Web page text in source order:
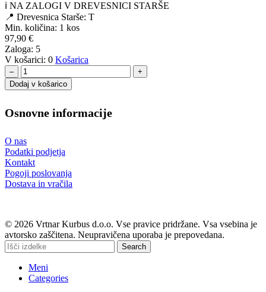
ℹ️ NA ZALOGI V DREVESNICI STARŠE
📍 Drevesnica Starše: T
Min. količina: 1 kos
97,90 €
Zaloga: 5
V košarici: 0 Košarica
–
+
Dodaj v košarico
Osnovne informacije
O nas
Podatki podjetja
Kontakt
Pogoji poslovanja
Dostava in vračila
© 2026 Vrtnar Kurbus d.o.o. Vse pravice pridržane. Vsa vsebina je
avtorsko zaščitena. Neupravičena uporaba je prepovedana.
Search
Meni
Categories